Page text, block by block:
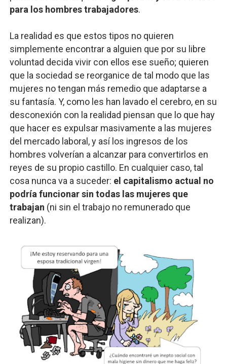
para los hombres trabajadores.
La realidad es que estos tipos no quieren
simplemente encontrar a alguien que por su libre
voluntad decida vivir con ellos ese sueño; quieren
que la sociedad se reorganice de tal modo que las
mujeres no tengan más remedio que adaptarse a
su fantasía. Y, como les han lavado el cerebro, en su
desconexión con la realidad piensan que lo que hay
que hacer es expulsar masivamente a las mujeres
del mercado laboral, y así los ingresos de los
hombres volverían a alcanzar para convertirlos en
reyes de su propio castillo. En cualquier caso, tal
cosa nunca va a suceder: el capitalismo actual no
podría funcionar sin todas las mujeres que
trabajan (ni sin el trabajo no remunerado que
realizan).